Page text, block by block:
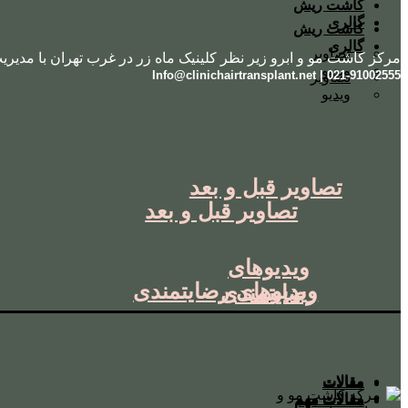
کاشت ریش
گالری
تصاویر
ویدیو
تصاویر قبل و بعد
ویدیوهای
رضایتمندی
مقالات
مقالات مهم
کاشت ریش
گالری
تصاویر
ویدیو
تصاویر قبل و بعد
ویدیوهای رضایتمندی
مقالات
مقالات مهم
مرکز کاشت مو و ابرو زیر نظر کلینیک ماه زر در غرب تهران با
021-91002555 | Info@clinichairtransplant.net